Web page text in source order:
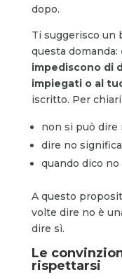
dopo.
Ti suggerisco un
questa domanda:
impediscono di
impiegati o al
iscritto. Per
non si può dire
dire no
quando dico
A questo
volte dire no è
dire sì.
Le
rispettarsi